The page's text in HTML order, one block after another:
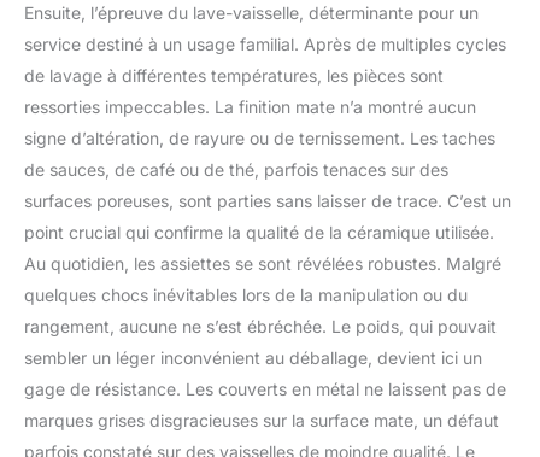
Ensuite, l’épreuve du lave-vaisselle, déterminante pour un
service destiné à un usage familial. Après de multiples cycles
de lavage à différentes températures, les pièces sont
ressorties impeccables. La finition mate n’a montré aucun
signe d’altération, de rayure ou de ternissement. Les taches
de sauces, de café ou de thé, parfois tenaces sur des
surfaces poreuses, sont parties sans laisser de trace. C’est un
point crucial qui confirme la qualité de la céramique utilisée.
Au quotidien, les assiettes se sont révélées robustes. Malgré
quelques chocs inévitables lors de la manipulation ou du
rangement, aucune ne s’est ébréchée. Le poids, qui pouvait
sembler un léger inconvénient au déballage, devient ici un
gage de résistance. Les couverts en métal ne laissent pas de
marques grises disgracieuses sur la surface mate, un défaut
parfois constaté sur des vaisselles de moindre qualité. Le